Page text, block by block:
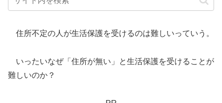
住所不定の人が生活保護を受けるのは難しいっていう。
いったいなぜ「住所が無い」と生活保護を受けることが
難しいのか？